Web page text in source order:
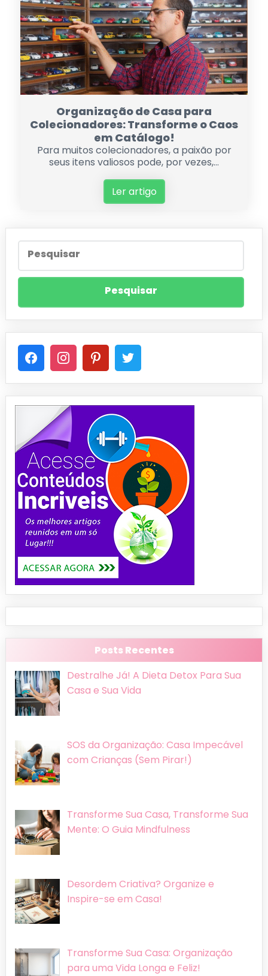
Organização de Casa para
Colecionadores: Transforme o Caos
em Catálogo!
Para muitos colecionadores, a paixão por
seus itens valiosos pode, por vezes,...
Ler artigo
Posts Recentes
Destralhe Já! A Dieta Detox Para Sua
Casa e Sua Vida
SOS da Organização: Casa Impecável
com Crianças (Sem Pirar!)
Transforme Sua Casa, Transforme Sua
Mente: O Guia Mindfulness
Desordem Criativa? Organize e
Inspire-se em Casa!
Transforme Sua Casa: Organização
para uma Vida Longa e Feliz!